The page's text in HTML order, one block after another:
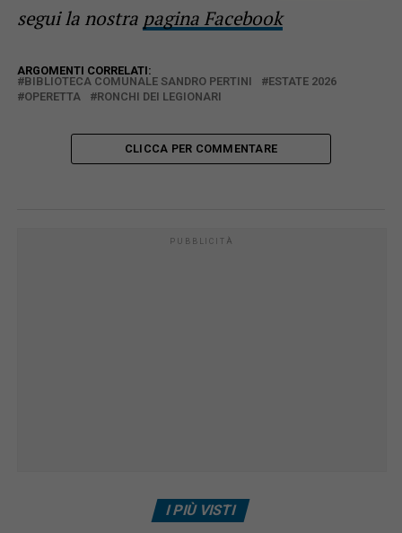
segui la nostra pagina Facebook
ARGOMENTI CORRELATI:
BIBLIOTECA COMUNALE SANDRO PERTINI
ESTATE 2026
OPERETTA
RONCHI DEI LEGIONARI
CLICCA PER COMMENTARE
PUBBLICITÀ
I PIÙ VISTI